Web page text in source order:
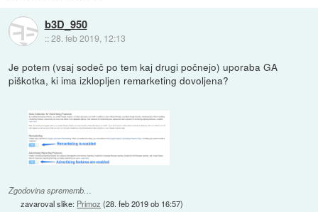
b3D_950
::28. feb 2019, 12:13
Je potem (vsaj sodeč po tem kaj drugi počnejo) uporaba GA
piškotka, ki ima izklopljen remarketing dovoljena?
Zgodovina sprememb…
zavaroval slike: Primoz (28. feb 2019 ob 16:57)